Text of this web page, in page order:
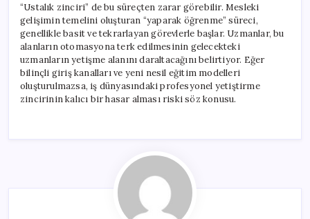
“Ustalık zinciri” de bu süreçten zarar görebilir. Mesleki
gelişimin temelini oluşturan “yaparak öğrenme” süreci,
genellikle basit ve tekrarlayan görevlerle başlar. Uzmanlar, bu
alanların otomasyona terk edilmesinin gelecekteki
uzmanların yetişme alanını daraltacağını belirtiyor. Eğer
bilinçli giriş kanalları ve yeni nesil eğitim modelleri
oluşturulmazsa, iş dünyasındaki profesyonel yetiştirme
zincirinin kalıcı bir hasar alması riski söz konusu.